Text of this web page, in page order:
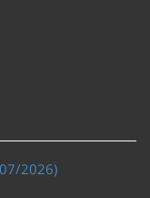
2026)